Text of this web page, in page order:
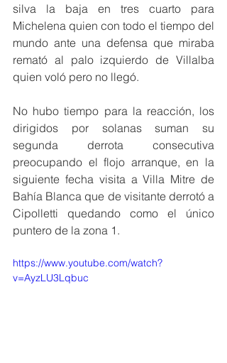
silva la baja en tres cuarto para
Michelena quien con todo el tiempo del
mundo ante una defensa que miraba
remató al palo izquierdo de Villalba
quien voló pero no llegó.
No hubo tiempo para la reacción, los
dirigidos por solanas suman su
segunda derrota consecutiva
preocupando el flojo arranque, en la
siguiente fecha visita a Villa Mitre de
Bahía Blanca que de visitante derrotó a
Cipolletti quedando como el único
puntero de la zona 1.
https://www.youtube.com/watch?
v=AyzLU3Lqbuc